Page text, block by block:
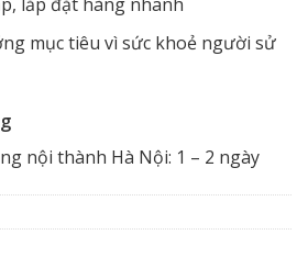
lắp đặt hàng nhanh
mục tiêu vì sức khoẻ người sử
nội thành Hà Nội: 1 – 2 ngày